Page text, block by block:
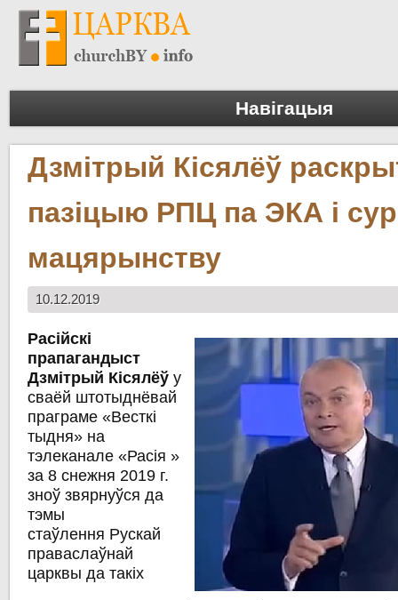
Навігацыя
Дзмітрый Кісялёў
пазіцыю РПЦ па ЭКА і
мацярынству
10.12.2019
Расійскі
прапагандыст
Дзмітрый Кісялёў у
сваёй штотыднёвай
праграме «Весткі
тыдня» на
тэлеканале «Расія »
за 8 снежня 2019 г.
зноў звярнуўся да
тэмы
стаўлення Рускай
праваслаўнай
царквы да такіх